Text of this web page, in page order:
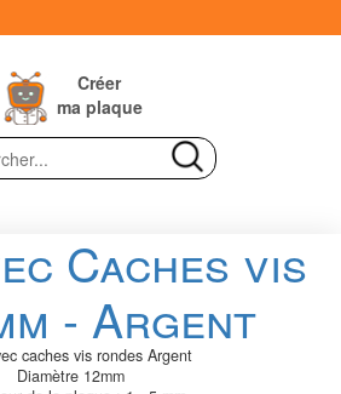
Créer
ma plaque
Caches vis
- Argent
caches vis rondes Argent
Diamètre 12mm